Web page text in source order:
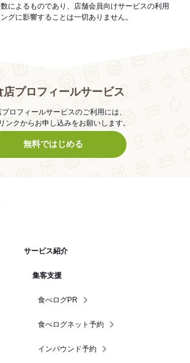
によるものであり、店舗会員向けサービスの利用
グに影響することは一切ありません。
店プロフィールサービス
ロフィールサービスのご利用には、
ンクからお申し込みをお願いします。
無料ではじめる
サービス紹介
集客支援
食べログPR
食べログネット予約
インバウンド予約